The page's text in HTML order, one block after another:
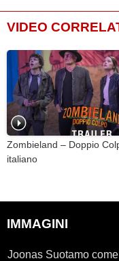
VIDEO
Zombieland – Doppio
italiano
IMMAGINI
Joonas Suotamo